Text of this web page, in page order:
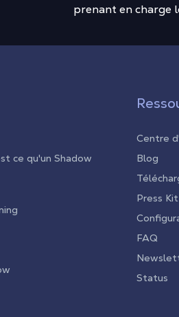
prenant en charge
ce qu'un Shadow
Centre
Blog
Press Kit
FAQ
Status